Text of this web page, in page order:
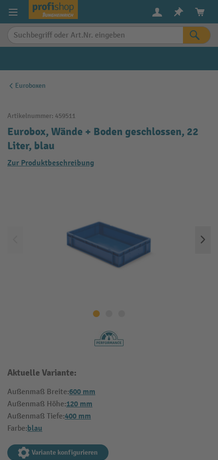
springen
Euroboxen
Artikelnummer: 459511
Eurobox, Wände + Boden geschlossen, 22
Liter, blau
Zur Produktbeschreibung
Aktuelle Variante:
Außenmaß Breite:600 mm
Außenmaß Höhe:120 mm
Außenmaß Tiefe:400 mm
Farbe:blau
Variante konfigurieren